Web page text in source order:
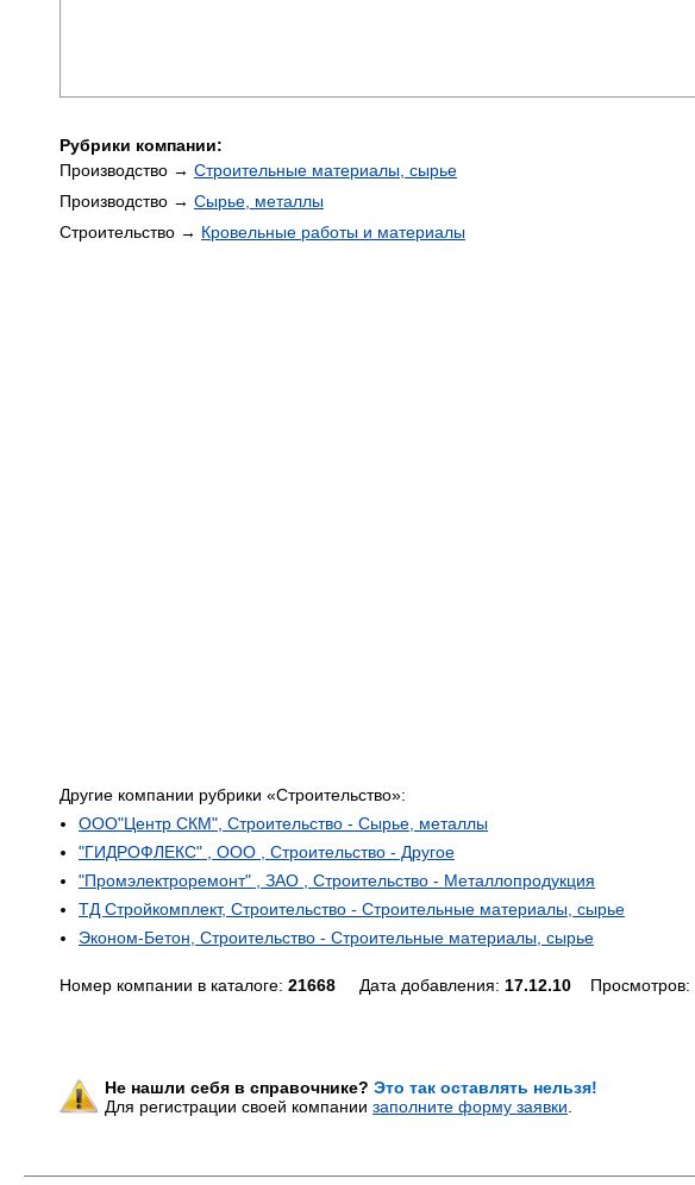
Рубрики компании:
Производство → Строительные материалы, сырье
Производство → Сырье, металлы
Строительство → Кровельные работы и материалы
Другие компании рубрики «Строительство»:
ООО"Центр СКМ", Строительство - Сырье, металлы
"ГИДРОФЛЕКС" , ООО , Строительство - Другое
"Промэлектроремонт" , ЗАО , Строительство - Металлопродукция
ТД Стройкомплект, Строительство - Строительные материалы, сырье
Эконом-Бетон, Строительство - Строительные материалы, сырье
Номер компании в каталоге: 21668 Дата добавления: 17.12.10 Просмотров:
Не нашли себя в справочнике? Это так оставлять нельзя!
Для регистрации своей компании заполните форму заявки